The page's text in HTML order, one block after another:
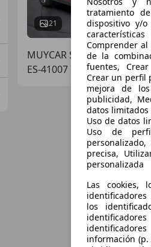
21
MUYCAR SEVILLA
ES-41007 Sevilla
tratamiento
dispositivo y/
Comprender
de la
fuentes,
Crear un perfil
mejora de
publicidad,
datos
Uso de datos
Uso de
precisa,
personalizada
Las cookies,
los
información